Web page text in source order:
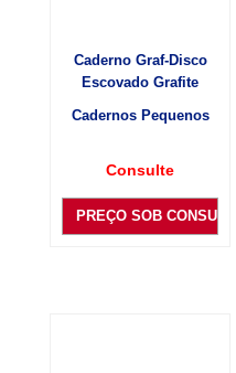
Caderno Graf-Disco
Escovado Grafite
Cadernos Pequenos
Consulte
PREÇO SOB CONSULTA